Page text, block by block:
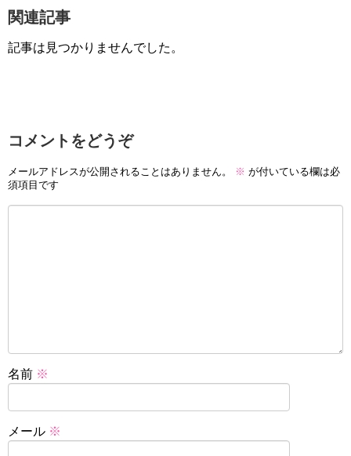
関連記事
記事は見つかりませんでした。
コメントをどうぞ
メールアドレスが公開されることはありません。 ※ が付いている欄は必
須項目です
名前 ※
メール ※